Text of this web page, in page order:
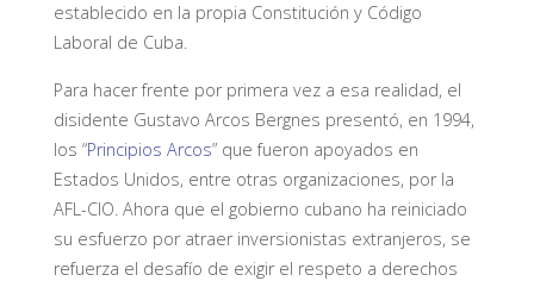
establecido en la propia Constitución y Código
Laboral de Cuba.
Para hacer frente por primera vez a esa realidad, el
disidente Gustavo Arcos Bergnes presentó, en 1994,
los “Principios Arcos” que fueron apoyados en
Estados Unidos, entre otras organizaciones, por la
AFL-CIO. Ahora que el gobierno cubano ha reiniciado
su esfuerzo por atraer inversionistas extranjeros, se
refuerza el desafío de exigir el respeto a derechos